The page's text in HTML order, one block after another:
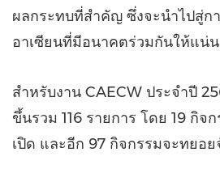
ผลกระทบที่สำคัญ ซึ่งจะนำไปสู่ก
อาเซียนที่มีอนาคตร่วมกันให้แน่
สำหรับงาน CAECW ประจำปี
ขึ้นรวม 116 รายการ โดย 19 กิจ
เปิด และอีก 97 กิจกรรมจะทยอ